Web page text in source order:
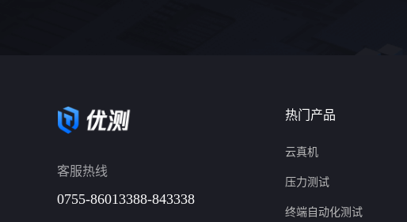
客服热线
0755-86013388-843338
热门产品
云真机
压力测试
终端自动化测试